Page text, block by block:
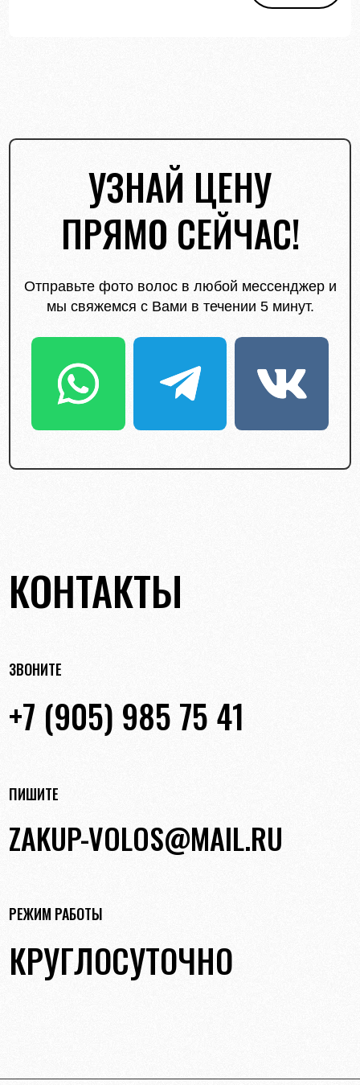
УЗНАЙ ЦЕНУ
ПРЯМО СЕЙЧАС!
Отправьте фото волос в любой мессенджер и
мы свяжемся с Вами в течении 5 минут.
КОНТАКТЫ
ЗВОНИТЕ
+7 (905) 985 75 41
ПИШИТЕ
ZAKUP-VOLOS@MAIL.RU
РЕЖИМ РАБОТЫ
КРУГЛОСУТОЧНО